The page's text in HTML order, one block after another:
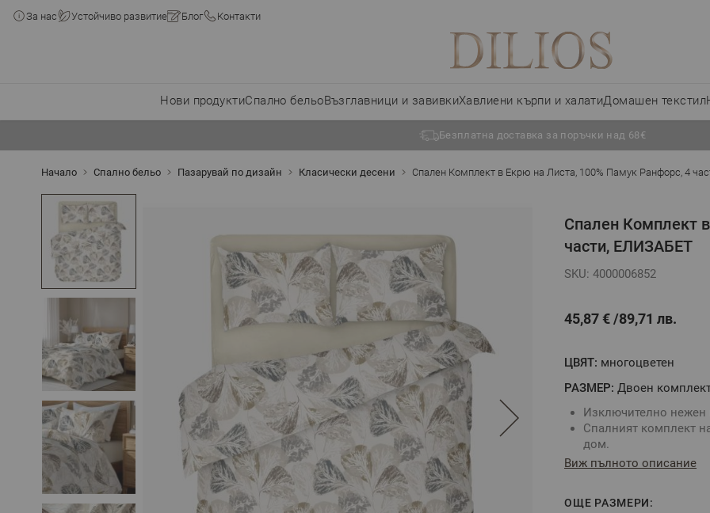
За нас Устойчиво развитие Блог Контакти
Нови продуктиСпално бельоВъзглавници и завивкиХавлиени кърпи и халатиДомашен текстил
Безплатна доставка за поръчки над 68€
Начало Спално бельо Пазарувай по дизайн Класически десени Спален Комплект в Екрю на Листа, 100% Памук Ранфорс, 4
Спален Комплект
части, ЕЛИЗАБЕТ
SKU: 4000006852
45,87 € 89,71 лв.
ЦВЯТ: многоцвeтен
РАЗМЕР: Двоен
Изключително нежен
Спалният комплект
дом.
Закопчаването на
Ултра мек,
Виж пълното описание
ОЩЕ РАЗМЕРИ: